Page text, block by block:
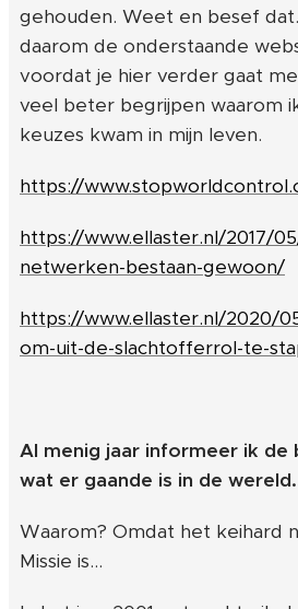
gehouden. Weet en besef
daarom de onderstaande
voordat je hier verder gaat
veel beter begrijpen waarom
keuzes kwam in mijn leven.
https://
https://www.ellaster.nl/2017/
netwerken-bestaan-gewoon/
https://www.ellaster.nl/2020/
om-uit-de-slachtofferrol-te-
Al menig jaar informeer ik de
wat er gaande is in de
Waarom? Omdat het keihard
Missie is...